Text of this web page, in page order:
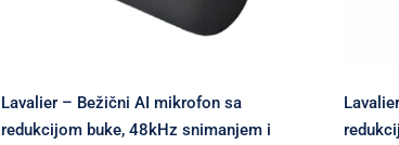
Lavalier – Bežični AI mikrofon sa
redukcijom buke, 48kHz snimanjem i